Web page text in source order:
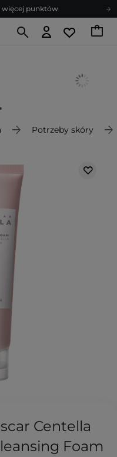
więcej punktów
pełen porad
do 24h.
pełen porad
Potrzeby skóry
Centella
Foam